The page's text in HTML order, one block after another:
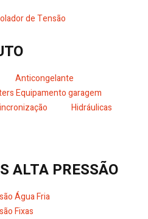
de Tensão
Anticongelante
Equipamento garagem
Hidráulicas
ALTA PRESSÃO
Água Fria
Fixas